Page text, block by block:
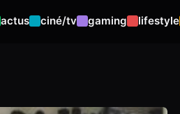
actus ciné/tv gaming lifestyle